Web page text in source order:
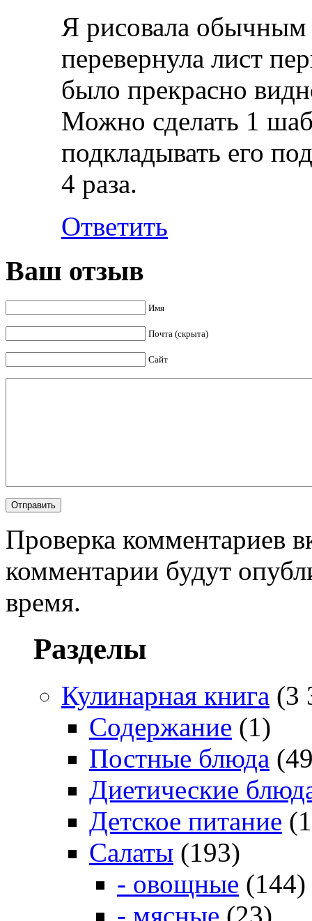
Я рисовала
перевернула лист
было прекрасно
Можно сделать 1
подкладывать его
4 раза.
Ответить
Ваш отзыв
Имя
Почта (скрыта)
Сайт
Проверка комментариев
комментарии будут
время.
Разделы
Кулинарная книга (3
Содержание (1)
Постные блюда
Диетические
Детское питание
Салаты (193)
- овощные (144)
- мясные (23)